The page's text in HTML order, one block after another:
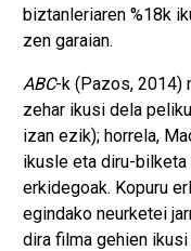
biztanleriaren %18k
zen garaian.
ABC-k (Pazos, 2014)
zehar ikusi dela
izan ezik); horrela,
ikusle eta diru-bilketa
erkidegoak. Kopuru
egindako neurketei
dira filma gehien